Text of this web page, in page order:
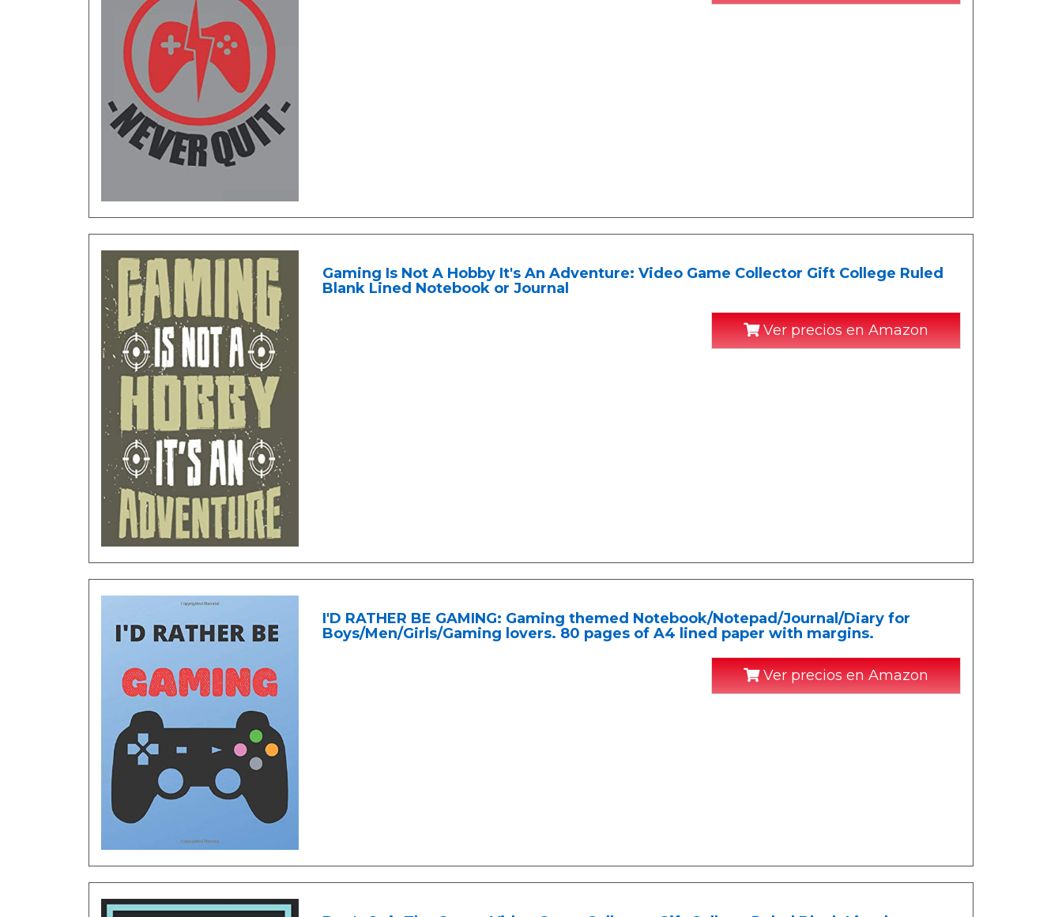
Gaming Is Not A Hobby It's An Adventure: Video Game Collector Gift College Ruled
Blank Lined Notebook or Journal
Ver precios en Amazon
I'D RATHER BE GAMING: Gaming themed Notebook/Notepad/Journal/Diary for
Boys/Men/Girls/Gaming lovers. 80 pages of A4 lined paper with margins.
Ver precios en Amazon